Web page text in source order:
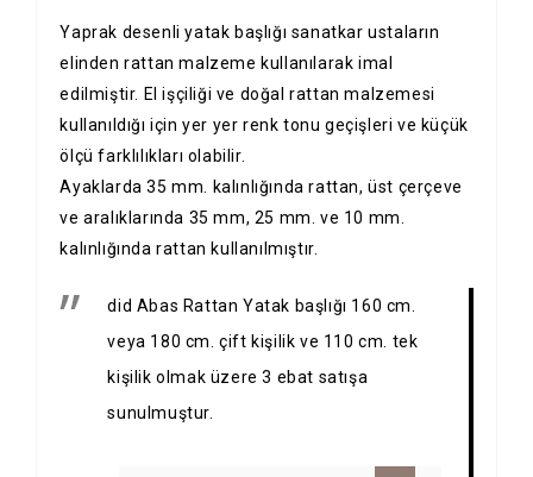
Yaprak desenli yatak başlığı sanatkar ustaların
elinden rattan malzeme kullanılarak imal
edilmiştir. El işçiliği ve doğal rattan malzemesi
kullanıldığı için yer yer renk tonu geçişleri ve küçük
ölçü farklılıkları olabilir.
Ayaklarda 35 mm. kalınlığında rattan, üst çerçeve
ve aralıklarında 35 mm, 25 mm. ve 10 mm.
kalınlığında rattan kullanılmıştır.
did Abas Rattan Yatak başlığı 160 cm.
veya 180 cm. çift kişilik ve 110 cm. tek
kişilik olmak üzere 3 ebat satışa
sunulmuştur.